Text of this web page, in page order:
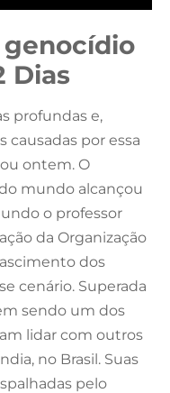
Dias
profundas e,
por essa
ontem. O
mundo alcançou
o professor
da Organização
dos
cenário. Superada
sendo um dos
lidar com outros
no Brasil. Suas
pelo